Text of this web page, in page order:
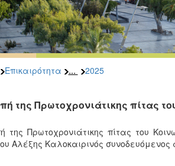
Επικαιρότητα ... 2025
της Πρωτοχρονιάτικης πίτας
της Πρωτοχρονιάτικης πίτας του
Αλέξης Καλοκαιρινός συνοδευόμενος